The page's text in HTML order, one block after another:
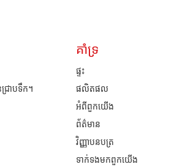
ជ្រាបទឹក។
គាំទ្រ
ផ្ទះ
ផលិតផល
អំពី​ពួក​យើង
ព័ត៌មាន
វិញ្ញាបនបត្រ
ទាក់ទង​មក​ពួក​យើង